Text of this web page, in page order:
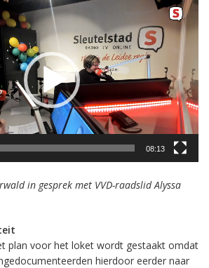
08:13
in gesprek met VVD-raadslid Alyssa
plan voor het loket wordt gestaakt omdat
hierdoor eerder naar